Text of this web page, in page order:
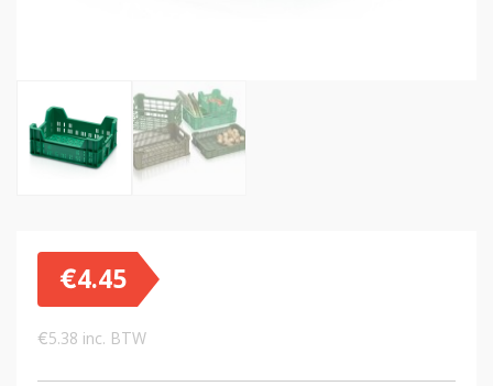
€4.45
€5.38 inc. BTW